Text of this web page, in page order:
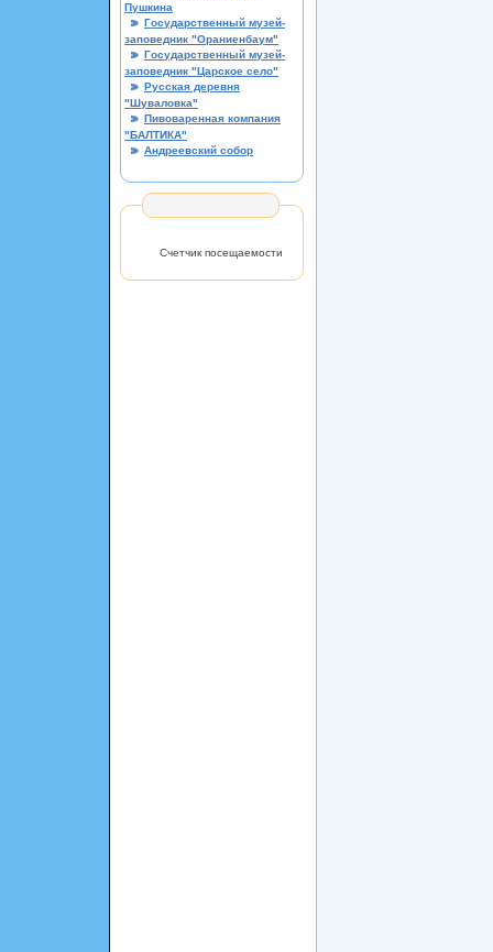
Пушкина
Государственный музей-
заповедник "Ораниенбаум"
Государственный музей-
заповедник "Царское село"
Русская деревня
"Шуваловка"
Пивоваренная компания
"БАЛТИКА"
Андреевский собор
Счетчик посещаемости